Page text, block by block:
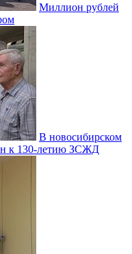
Миллион рублей
В новосибирском
к 130-летию ЗСЖД